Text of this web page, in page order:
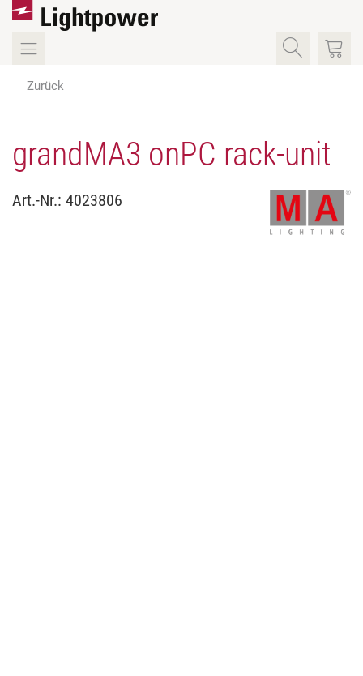
Zurück
grandMA3 onPC rack-unit
Art.-Nr.: 4023806